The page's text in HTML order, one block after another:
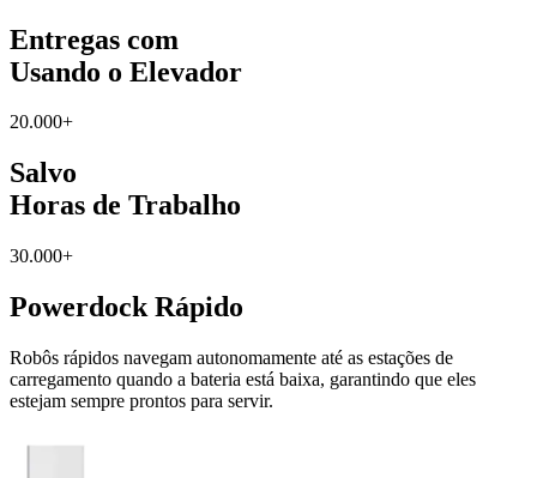
Entregas com
Usando o Elevador
20.000+
Salvo
Horas de Trabalho
30.000+
Powerdock Rápido
Robôs rápidos navegam autonomamente até as estações de
carregamento quando a bateria está baixa, garantindo que eles
estejam sempre prontos para servir.